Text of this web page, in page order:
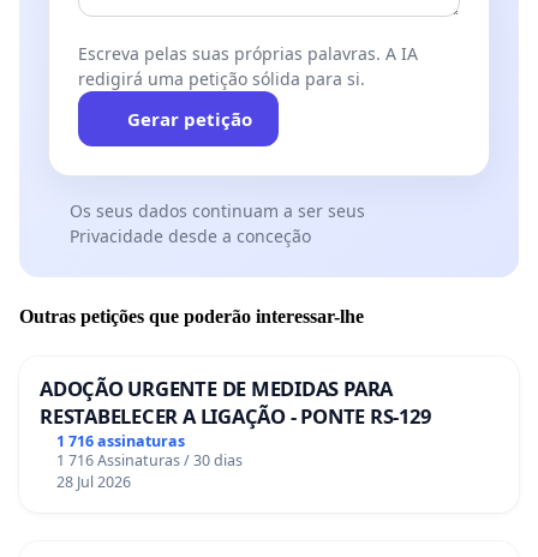
Escreva pelas suas próprias palavras. A IA
redigirá uma petição sólida para si.
Gerar petição
Os seus dados continuam a ser seus
Privacidade desde a conceção
Outras petições que poderão interessar-lhe
ADOÇÃO URGENTE DE MEDIDAS PARA
RESTABELECER A LIGAÇÃO - PONTE RS-129
1 716 assinaturas
1 716 Assinaturas / 30 dias
28 Jul 2026